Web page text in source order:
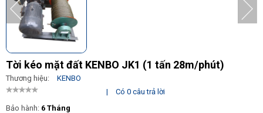
Tời kéo mặt đất KENBO JK1 (1 tấn 28m/phút)
Thương hiệu:
KENBO
|
Có 0 câu trả lời
Bảo hành: 6 Tháng